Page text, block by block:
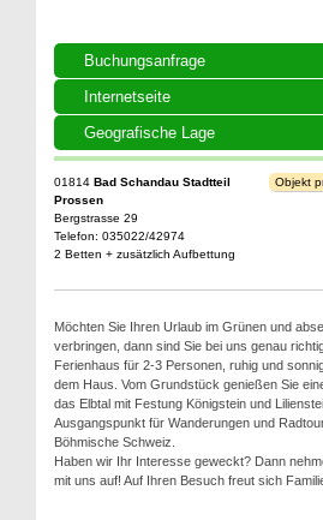
Buchungsanfrage
Internetseite
Geografische Lage
01814 Bad Schandau Stadtteil
Prossen
Bergstrasse 29
Telefon: 035022/42974
2 Betten + zusätzlich Aufbettung
Objekt
Möchten Sie Ihren Urlaub im Grünen und
verbringen, dann sind Sie bei uns genau
Ferienhaus für 2-3 Personen, ruhig und
dem Haus. Vom Grundstück genießen Sie
das Elbtal mit Festung Königstein und
Ausgangspunkt für Wanderungen und
Böhmische Schweiz.
Haben wir Ihr Interesse geweckt? Dann
mit uns auf! Auf Ihren Besuch freut sich